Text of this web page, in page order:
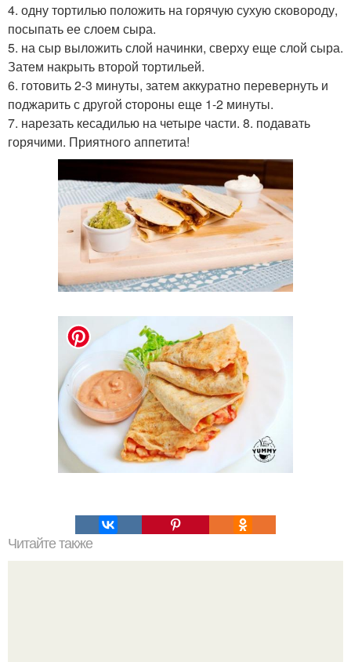
4. одну тортилью положить на горячую сухую сковороду,
посыпать ее слоем сыра.
5. на сыр выложить слой начинки, сверху еще слой сыра.
Затем накрыть второй тортильей.
6. готовить 2-3 минуты, затем аккуратно перевернуть и
поджарить с другой cтороны еще 1-2 минуты.
7. нарезать кесадилью на четыре части. 8. подавать
горячими. Приятного аппетита!
Читайте также